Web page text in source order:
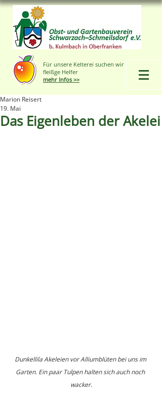
Für unsere Kelterei suchen wir
fleißge Helfer
mehr Infos >>
Das Eigenleben der Akelei
Marion Reisert
19. Mai
Dunkellila Akeleien vor Alliumblüten bei uns im
Garten. Ein paar Tulpen halten sich auch noch
wacker.